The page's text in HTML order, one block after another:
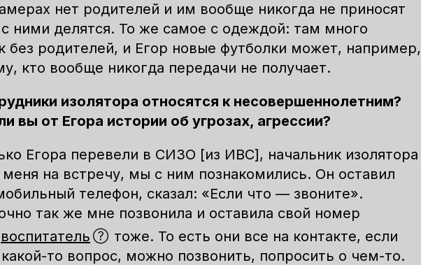
нет родителей и им вообще никогда не приносят
ними делятся. То же самое с одеждой: там много
без родителей, и Егор новые футболки может, например,
кто вообще никогда передачи не получает.
изолятора относятся к несовершеннолетним?
вы от Егора истории об угрозах, агрессии?
Егора перевели в СИЗО [из ИВС], начальник изолятора
меня на встречу, мы с ним познакомились. Он оставил
телефон, сказал: «Если что — звоните».
так же мне позвонила и оставила свой номер
воспитатель
тоже. То есть они все на контакте, если
какой-то вопрос, можно позвонить, попросить о чем-то.